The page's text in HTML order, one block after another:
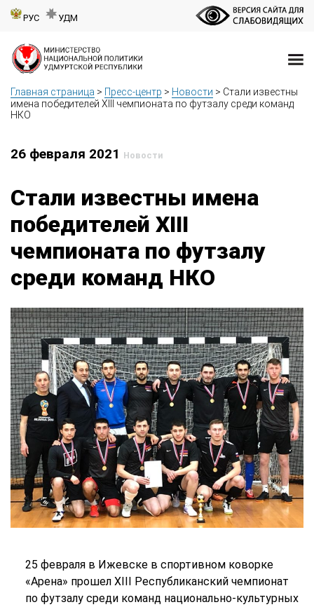
РУС УДМ
Главная страница > Пресс-центр > Новости > Стали известны
имена победителей XIII чемпионата по футзалу среди команд
НКО
26 февраля 2021 Новости
Стали известны имена
победителей XIII
чемпионата по футзалу
среди команд НКО
25 февраля в Ижевске в спортивном коворке
«Арена» прошел XIII Республиканский чемпионат
по футзалу среди команд национально-культурных